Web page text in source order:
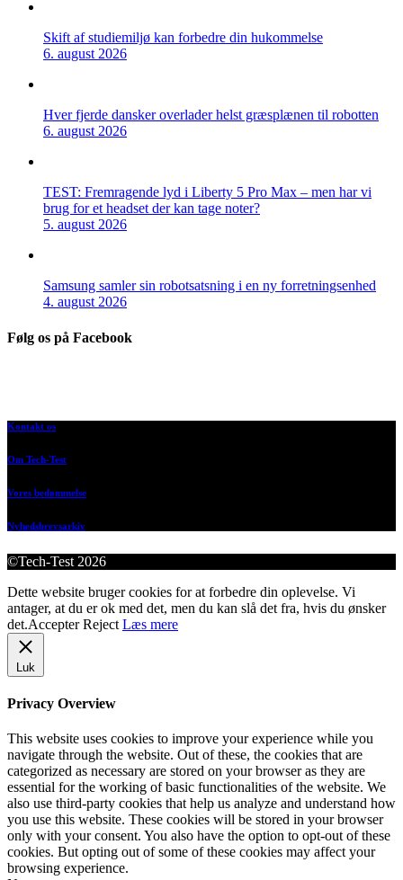
Skift af studiemiljø kan forbedre din hukommelse
6. august 2026
Hver fjerde dansker overlader helst græsplænen til robotten
6. august 2026
TEST: Fremragende lyd i Liberty 5 Pro Max – men har vi
brug for et headset der kan tage noter?
5. august 2026
Samsung samler sin robotsatsning i en ny forretningsenhed
4. august 2026
Følg os på Facebook
Kontakt os
Om Tech-Test
Vores bedømmelse
Nyhedsbrevsarkiv
©Tech-Test 2026
Dette website bruger cookies for at forbedre din oplevelse. Vi
antager, at du er ok med det, men du kan slå det fra, hvis du ønsker
det.Accepter Reject Læs mere
Luk
Privacy Overview
This website uses cookies to improve your experience while you
navigate through the website. Out of these, the cookies that are
categorized as necessary are stored on your browser as they are
essential for the working of basic functionalities of the website. We
also use third-party cookies that help us analyze and understand how
you use this website. These cookies will be stored in your browser
only with your consent. You also have the option to opt-out of these
cookies. But opting out of some of these cookies may affect your
browsing experience.